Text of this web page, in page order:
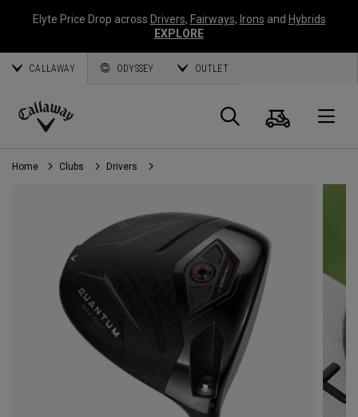
Elyte Price Drop across Drivers, Fairways, Irons and Hybrids
EXPLORE
CALLAWAY ODYSSEY OUTLET
Callaway
Golf
Panier
Home Clubs Drivers